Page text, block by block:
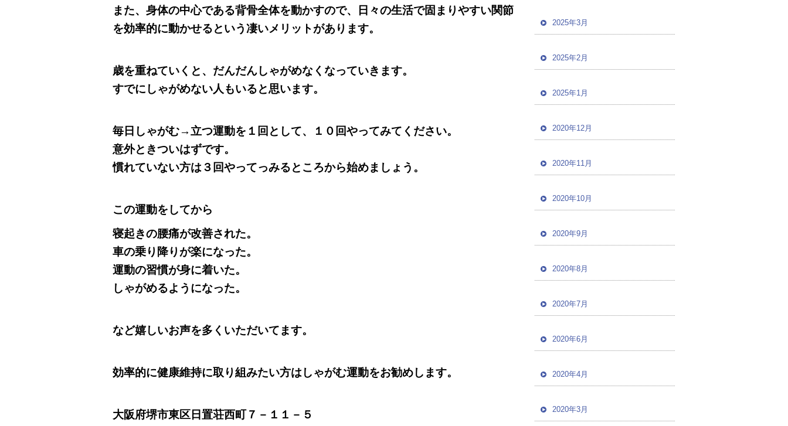
また、 身体の中心である背骨全体を動かすので、日々の生活で固まりやすい関節
を効率的に動かせるという凄いメリットがあります。
歳を重ねていくと、だんだんしゃがめなくなっていきます。
すでにしゃがめない人もいると思います。
毎日しゃがむ→立つ運動を１回として、１０回やってみてください。
意外ときついはずです。
慣れていない方は３回やってっみるところから始めましょう。
この運動をしてから
寝起きの腰痛が改善された。
車の乗り降りが楽になった。
運動の習慣が身に着いた。
しゃがめるようになった。
など嬉しいお声を多くいただいてます。
効率的に健康維持に取り組みたい方はしゃがむ運動をお勧めします。
大阪府堺市東区日置荘西町７－１１－５
2025年3月
2025年2月
2025年1月
2020年12月
2020年11月
2020年10月
2020年9月
2020年8月
2020年7月
2020年6月
2020年4月
2020年3月